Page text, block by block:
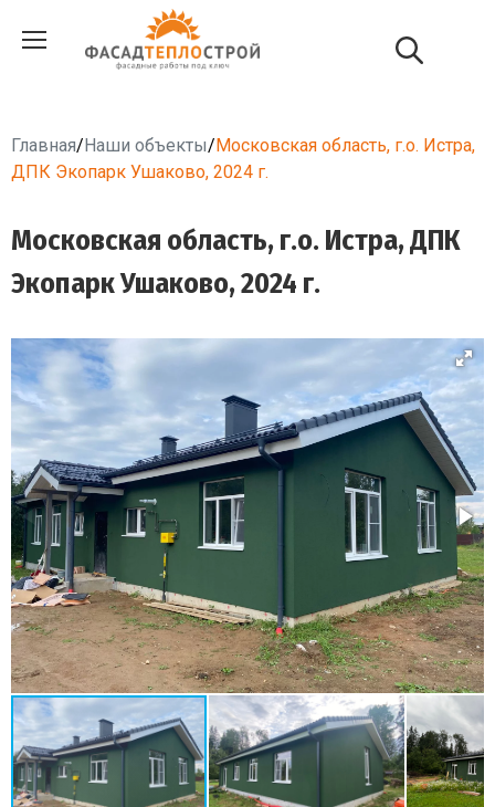
Главная/Наши объекты/Московская область, г.о. Истра,
ДПК Экопарк Ушаково, 2024 г.
Московская область, г.о. Истра, ДПК
Экопарк Ушаково, 2024 г.